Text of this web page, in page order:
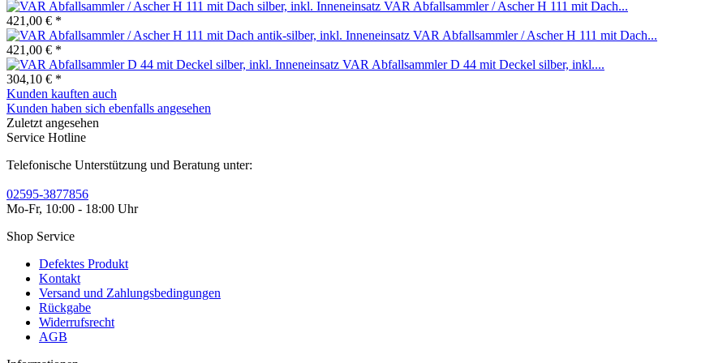
VAR Abfallsammler / Ascher H 111 mit Dach...
421,00 € *
VAR Abfallsammler / Ascher H 111 mit Dach...
421,00 € *
VAR Abfallsammler D 44 mit Deckel silber, inkl....
304,10 € *
Kunden kauften auch
Kunden haben sich ebenfalls angesehen
Zuletzt angesehen
Service Hotline
Telefonische Unterstützung und Beratung unter:
02595-3877856
Mo-Fr, 10:00 - 18:00 Uhr
Shop Service
Defektes Produkt
Kontakt
Versand und Zahlungsbedingungen
Rückgabe
Widerrufsrecht
AGB